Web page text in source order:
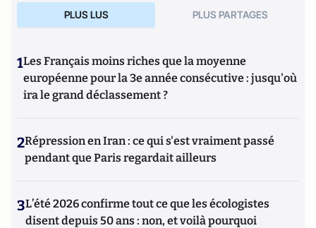
PLUS LUS PLUS PARTAGES
1Les Français moins riches que la moyenne
européenne pour la 3e année consécutive : jusqu'où
ira le grand déclassement ?
2Répression en Iran : ce qui s'est vraiment passé
pendant que Paris regardait ailleurs
3L’été 2026 confirme tout ce que les écologistes
disent depuis 50 ans : non, et voilà pourquoi